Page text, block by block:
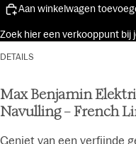
Aan winkelwagen
Zoek hier een verkooppunt bij
DETAILS
Max Benjamin
Navulling – French
Geniet van een verfijnde